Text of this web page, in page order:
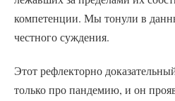
компетенции. Мы тонули в
честного суждения.
Этот рефлекторно
только про пандемию, и он